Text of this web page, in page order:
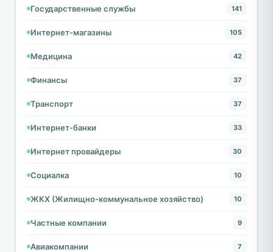
Государственные службы 141
Интернет-магазины 105
Медицина 42
Финансы 37
Транспорт 37
Интернет-банки 33
Интернет провайдеры 30
Социалка 10
ЖКХ (Жилищно-коммунальное хозяйство) 10
Частные компании 9
Авиакомпании 7